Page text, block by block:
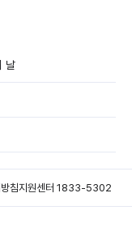
날
침지원센터 1833-5302